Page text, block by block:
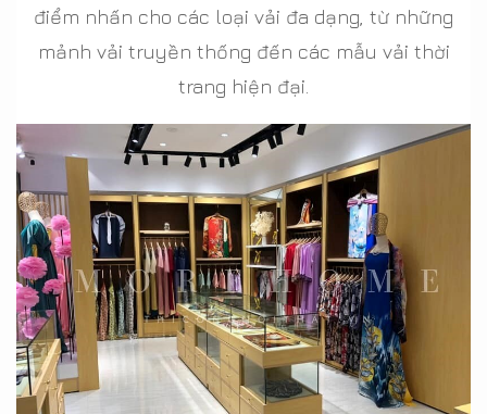
điểm nhấn cho các loại vải đa dạng, từ những
mảnh vải truyền thống đến các mẫu vải thời
trang hiện đại.